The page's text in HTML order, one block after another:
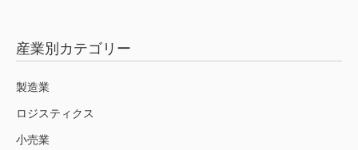
産業別カテゴリー
製造業
ロジスティクス
小売業